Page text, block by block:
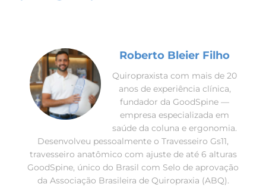
Roberto Bleier Filho
Quiropraxista com mais de 20
anos de experiência clínica,
fundador da GoodSpine —
empresa especializada em
saúde da coluna e ergonomia.
Desenvolveu pessoalmente o Travesseiro Gs11,
travesseiro anatômico com ajuste de até 6 alturas
GoodSpine, único do Brasil com Selo de aprovação
da Associação Brasileira de Quiropraxia (ABQ).